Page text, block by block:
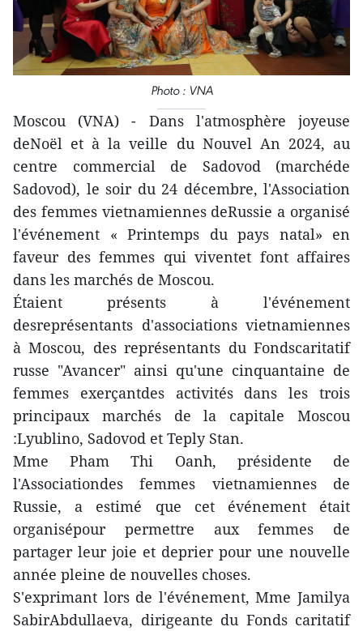
Photo : VNA
Moscou (VNA) - Dans l'atmosphère joyeuse
deNoël et à la veille du Nouvel An 2024, au
centre commercial de Sadovod (marchéde
Sadovod), le soir du 24 décembre, l'Association
des femmes vietnamiennes deRussie a organisé
l'événement « Printemps du pays natal» en
faveur des femmes qui viventet font affaires
dans les marchés de Moscou.
Étaient présents à l'événement
desreprésentants d'associations vietnamiennes
à Moscou, des représentants du Fondscaritatif
russe "Avancer" ainsi qu'une cinquantaine de
femmes exerçantdes activités dans les trois
principaux marchés de la capitale Moscou
:Lyublino, Sadovod et Teply Stan.
Mme Pham Thi Oanh, présidente de
l'Associationdes femmes vietnamiennes de
Russie, a estimé que cet événement était
organisépour permettre aux femmes de
partager leur joie et deprier pour une nouvelle
année pleine de nouvelles choses.
S'exprimant lors de l'événement, Mme Jamilya
SabirAbdullaeva, dirigeante du Fonds caritatif